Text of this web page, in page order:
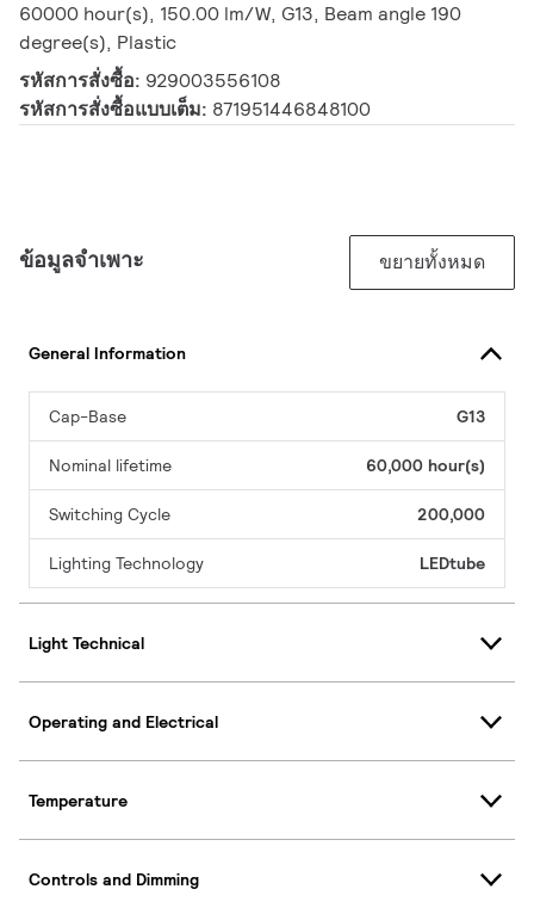
60000 hour(s), 150.00 lm/W, G13, Beam angle 190
degree(s), Plastic
รหัสการสั่งซื้อ: 929003556108
รหัสการสั่งซื้อแบบเต็ม: 871951446848100
ข้อมูลจำเพาะ ขยายทั้งหมด
General Information
Cap-Base G13
Nominal lifetime 60,000 hour(s)
Switching Cycle 200,000
Lighting Technology LEDtube
Light Technical
Operating and Electrical
Temperature
Controls and Dimming